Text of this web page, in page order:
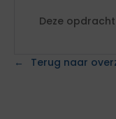
Deze
Terug naar